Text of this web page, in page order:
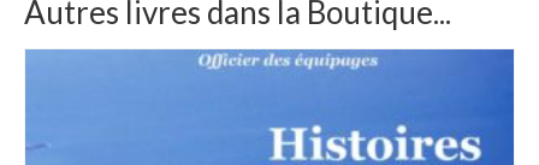
Autres livres dans la Boutique...